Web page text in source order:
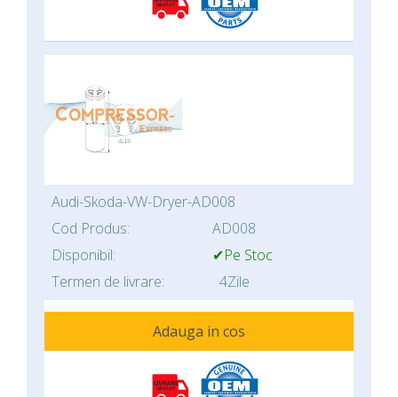
Audi-Skoda-VW-Dryer-AD008
Cod Produs:
AD008
Disponibil:
✔Pe Stoc
Termen de livrare:
4Zile
Adauga in cos